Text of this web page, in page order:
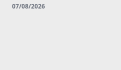
07/08/2026